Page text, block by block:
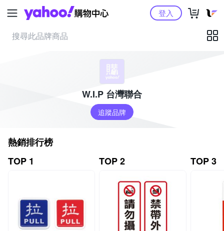
Yahoo購物中心登入
W.I.P 台灣聯合
追蹤品牌
熱銷排行榜
TOP 1
TOP 2 TOP 3